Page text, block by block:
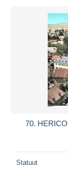
70.
Statuut